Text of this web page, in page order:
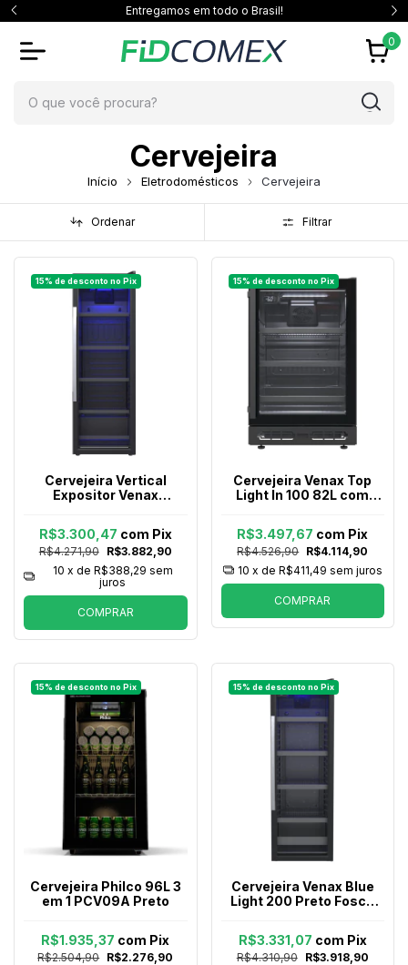
Entregamos em todo o Brasil!
0
Cervejeira
Início Eletrodomésticos Cervejeira
Ordenar Filtrar
Cervejeira Vertical
Expositor Venax
R$4.271,90 R$3.882,90
R$3.300,47 com Pix
10 x de R$388,29 sem
juros
COMPRAR
Cervejeira Venax Top
Light In 100 82L com
R$4.526,90 R$4.114,90
R$3.497,67 com Pix
10 x de R$411,49 sem juros
COMPRAR
Cervejeira Philco 96L 3
em 1 PCV09A Preto
R$2.504,90 R$2.276,90
R$1.935,37 com Pix
Cervejeira Venax Blue
Light 200 Preto Fosco
R$4.310,90 R$3.918,90
R$3.331,07 com Pix